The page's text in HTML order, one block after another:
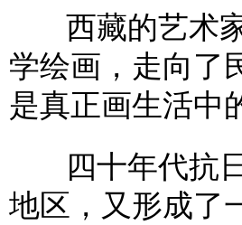
西藏的艺术家
学绘画，走向了
是真正画生活中
四十年代抗日
地区，又形成了